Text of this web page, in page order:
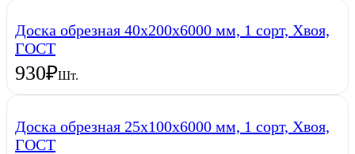
Доска обрезная 40х200х6000 мм, 1 сорт, Хвоя,
ГОСТ
930₽Шт.
Доска обрезная 25х100х6000 мм, 1 сорт, Хвоя,
ГОСТ